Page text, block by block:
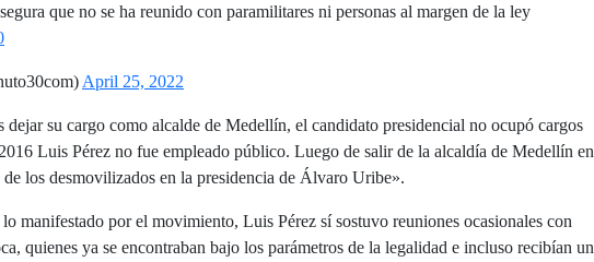
que no se ha reunido con paramilitares ni personas al margen de la ley
April 25, 2022
dejar su cargo como alcalde de Medellín, el candidato presidencial no ocupó cargos
Luis Pérez no fue empleado público. Luego de salir de la alcaldía de Medellín en
los desmovilizados en la presidencia de Álvaro Uribe».
manifestado por el movimiento, Luis Pérez sí sostuvo reuniones ocasionales con
quienes ya se encontraban bajo los parámetros de la legalidad e incluso recibían un